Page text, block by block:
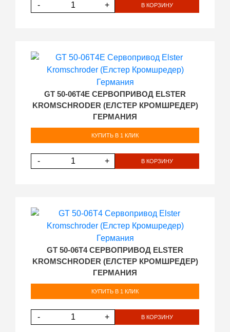
- + В КОРЗИНУ
GT 50-06T4E СЕРВОПРИВОД ELSTER
KROMSCHRODER (ЕЛСТЕР КРОМШРЕДЕР)
ГЕРМАНИЯ
КУПИТЬ В 1 КЛИК
- + В КОРЗИНУ
GT 50-06T4 СЕРВОПРИВОД ELSTER
KROMSCHRODER (ЕЛСТЕР КРОМШРЕДЕР)
ГЕРМАНИЯ
КУПИТЬ В 1 КЛИК
- + В КОРЗИНУ